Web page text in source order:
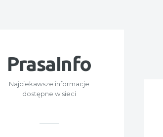
PrasaInfo
Najciekawsze informacje
dostępne w sieci